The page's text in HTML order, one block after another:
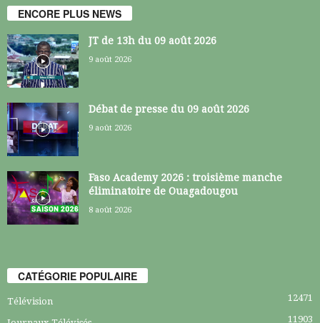
ENCORE PLUS NEWS
JT de 13h du 09 août 2026
9 août 2026
Débat de presse du 09 août 2026
9 août 2026
Faso Academy 2026 : troisième manche
éliminatoire de Ouagadougou
8 août 2026
CATÉGORIE POPULAIRE
Télévision 12471
11903